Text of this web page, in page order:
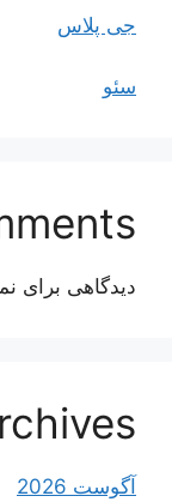
جی پلاس
سئو
دیدگاهی برای
آگوست 2026